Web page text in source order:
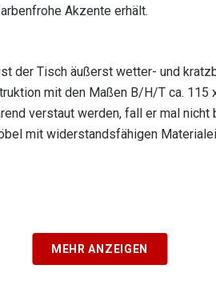
Akzente erhält.
der Tisch äußerst wetter- und
mit den Maßen B/H/T ca. 115
verstaut werden, fall er mal
mit widerstandsfähigen
MEHR ANZEIGEN